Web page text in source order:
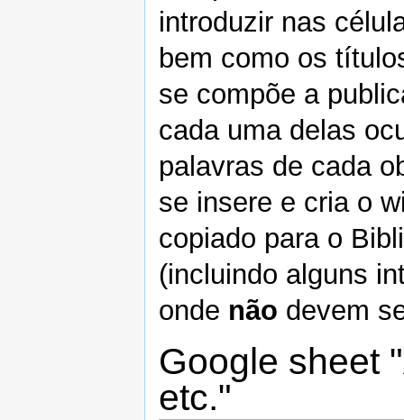
introduzir nas
bem como os
se compõe a
cada uma delas
palavras de cada
se insere e cria o
copiado para o
(incluindo alguns
onde não devem
Google sheet
etc."